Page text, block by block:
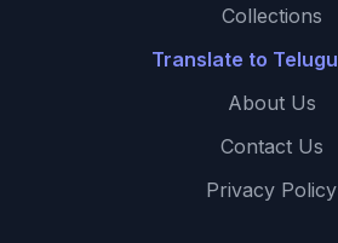
Collections
Translate to Telugu
About Us
Contact Us
Privacy Policy